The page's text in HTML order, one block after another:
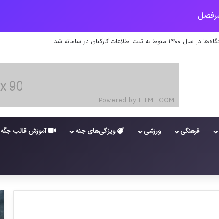
کارکنان در سامانه شد
فرهنگی ورزشی ویژگی‌های جنه آموزش قالب جنّه